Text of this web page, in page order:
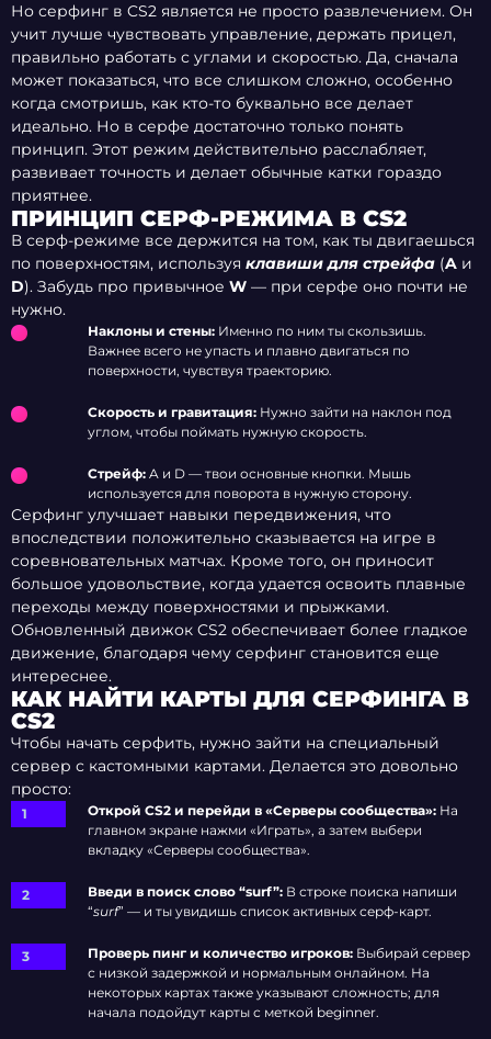
Но серфинг в CS2 является не просто развлечением. Он
учит лучше чувствовать управление, держать прицел,
правильно работать с углами и скоростью. Да, сначала
может показаться, что все слишком сложно, особенно
когда смотришь, как кто-то буквально все делает
идеально. Но в серфе достаточно только понять
принцип. Этот режим действительно расслабляет,
развивает точность и делает обычные катки гораздо
приятнее.
ПРИНЦИП СЕРФ-РЕЖИМА В CS2
В серф-режиме все держится на том, как ты двигаешься
по поверхностям, используя клавиши для стрейфа (A и
D). Забудь про привычное W — при серфе оно почти не
нужно.
Наклоны и стены: Именно по ним ты скользишь.
Важнее всего не упасть и плавно двигаться по
поверхности, чувствуя траекторию.
Скорость и гравитация: Нужно зайти на наклон под
углом, чтобы поймать нужную скорость.
Стрейф: A и D — твои основные кнопки. Мышь
используется для поворота в нужную сторону.
Серфинг улучшает навыки передвижения, что
впоследствии положительно сказывается на игре в
соревновательных матчах. Кроме того, он приносит
большое удовольствие, когда удается освоить плавные
переходы между поверхностями и прыжками.
Обновленный движок CS2 обеспечивает более гладкое
движение, благодаря чему серфинг становится еще
интереснее.
КАК НАЙТИ КАРТЫ ДЛЯ СЕРФИНГА В
CS2
Чтобы начать серфить, нужно зайти на специальный
сервер с кастомными картами. Делается это довольно
просто:
Открой CS2 и перейди в «Серверы сообщества»: На
главном экране нажми «Играть», а затем выбери
вкладку «Серверы сообщества».
Введи в поиск слово “surf”: В строке поиска напиши
“surf” — и ты увидишь список активных серф-карт.
Проверь пинг и количество игроков: Выбирай сервер
с низкой задержкой и нормальным онлайном. На
некоторых картах также указывают сложность; для
начала подойдут карты с меткой beginner.